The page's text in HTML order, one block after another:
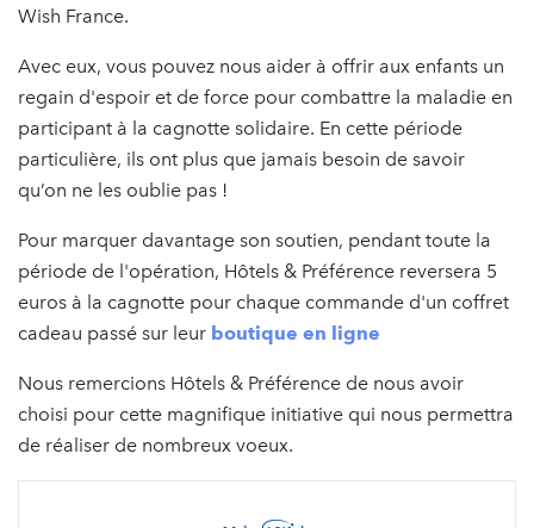
Wish France.
Avec eux, vous pouvez nous aider à offrir aux enfants un
regain d'espoir et de force pour combattre la maladie en
participant à la cagnotte solidaire. En cette période
particulière, ils ont plus que jamais besoin de savoir
qu’on ne les oublie pas !
Pour marquer davantage son soutien, pendant toute la
période de l'opération, Hôtels & Préférence reversera 5
euros à la cagnotte pour chaque commande d'un coffret
cadeau passé sur leur boutique en ligne
Nous remercions Hôtels & Préférence de nous avoir
choisi pour cette magnifique initiative qui nous permettra
de réaliser de nombreux voeux.